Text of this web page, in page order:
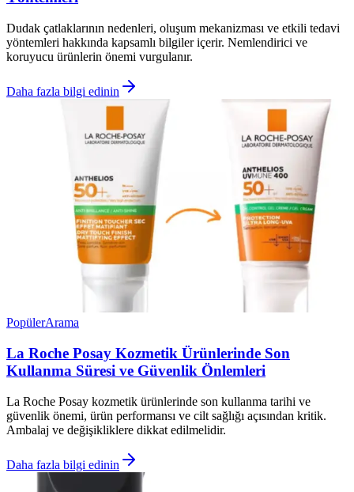
Dudak çatlaklarının nedenleri, oluşum mekanizması ve etkili tedavi
yöntemleri hakkında kapsamlı bilgiler içerir. Nemlendirici ve
koruyucu ürünlerin önemi vurgulanır.
Daha fazla bilgi edinin
PopülerArama
La Roche Posay Kozmetik Ürünlerinde Son
Kullanma Süresi ve Güvenlik Önlemleri
La Roche Posay kozmetik ürünlerinde son kullanma tarihi ve
güvenlik önemi, ürün performansı ve cilt sağlığı açısından kritik.
Ambalaj ve değişikliklere dikkat edilmelidir.
Daha fazla bilgi edinin